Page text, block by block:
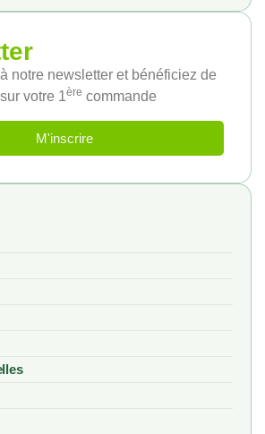
notre newsletter et bénéficiez de
votre 1ère commande
M'inscrire